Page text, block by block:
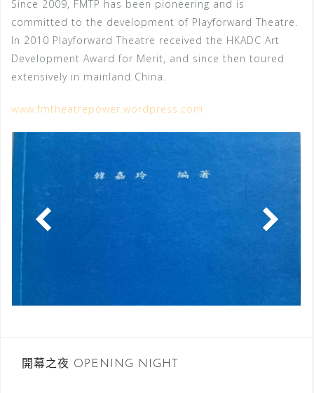
Since 2009, FMTP has been pioneering and is
committed to the development of Playforward Theatre.
In 2010 Playforward Theatre received the HKADC Art
Development Award for Merit, and since then toured
extensively in mainland China.
www.fmtheatrepower.wordpress.com
開幕之夜 OPENING NIGHT